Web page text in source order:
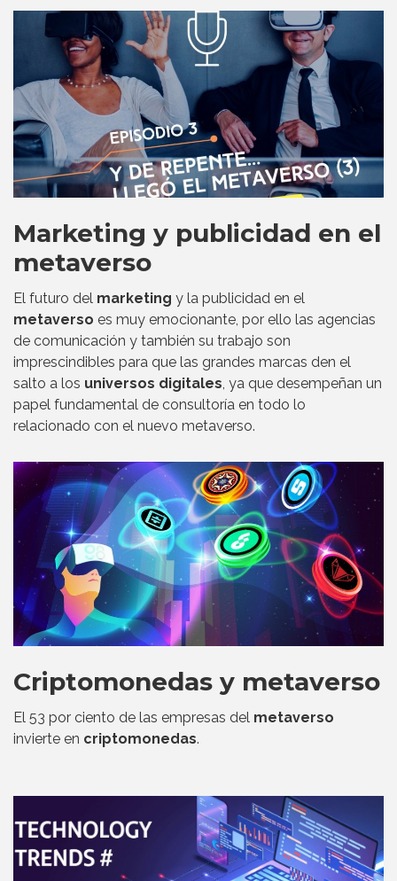
Marketing y publicidad en el
metaverso
El futuro del marketing y la publicidad en el
metaverso es muy emocionante, por ello las agencias
de comunicación y también su trabajo son
imprescindibles para que las grandes marcas den el
salto a los universos digitales, ya que desempeñan un
papel fundamental de consultoría en todo lo
relacionado con el nuevo metaverso.
Criptomonedas y metaverso
El 53 por ciento de las empresas del metaverso
invierte en criptomonedas.